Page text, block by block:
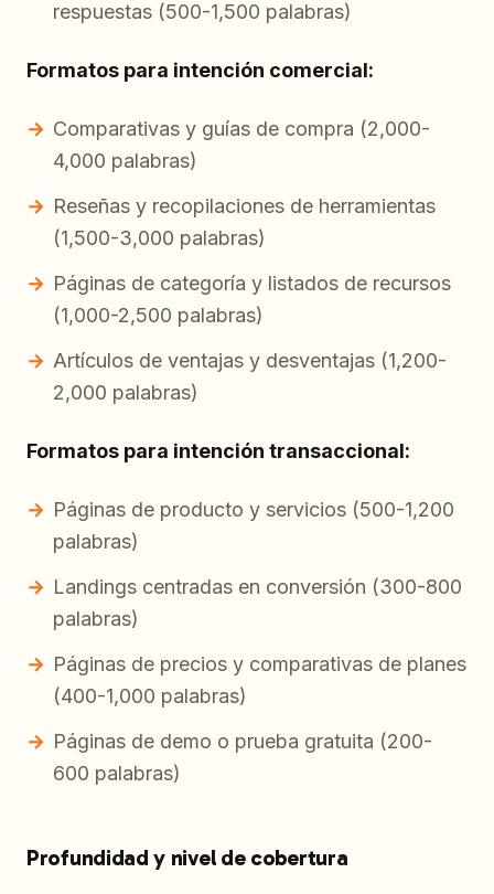
respuestas (500-1,500 palabras)
Formatos para intención comercial:
Comparativas y guías de compra (2,000-
4,000 palabras)
Reseñas y recopilaciones de herramientas
(1,500-3,000 palabras)
Páginas de categoría y listados de recursos
(1,000-2,500 palabras)
Artículos de ventajas y desventajas (1,200-
2,000 palabras)
Formatos para intención transaccional:
Páginas de producto y servicios (500-1,200
palabras)
Landings centradas en conversión (300-800
palabras)
Páginas de precios y comparativas de planes
(400-1,000 palabras)
Páginas de demo o prueba gratuita (200-
600 palabras)
Profundidad y nivel de cobertura